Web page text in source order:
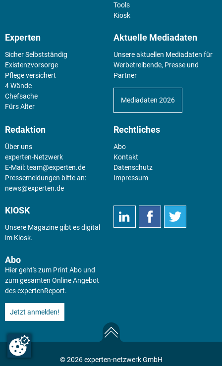
Tools
Kiosk
Experten
Sicher Selbstständig
Existenz­vorsorge
Pflege versichert
4 Wände
Chefsache
Fürs Alter
Aktuelle Mediadaten
Unsere aktuellen Mediadaten für
Werbetreibende, Presse und
Partner
Mediadaten 2026
Redaktion
Über uns
experten-Netzwerk
E-Mail:team@experten.de
Pressemeldungen bitte an:
news@experten.de
Rechtliches
Abo
Kontakt
Datenschutz
Impressum
KIOSK
Unsere Magazine gibt es digital
im Kiosk.
Abo
Hier geht's zum Print Abo und
zum gesamten Online Angebot
des expertenReport.
Jetzt anmelden!
© 2026 experten-netzwerk GmbH